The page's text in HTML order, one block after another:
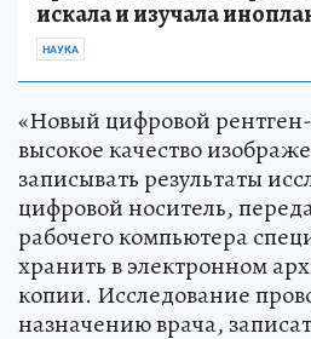
искала и изучала
НАУКА
«Новый цифровой
высокое качество
записывать результаты
цифровой носитель,
рабочего компьютера
хранить в электронном
копии. Исследование
назначению врача,